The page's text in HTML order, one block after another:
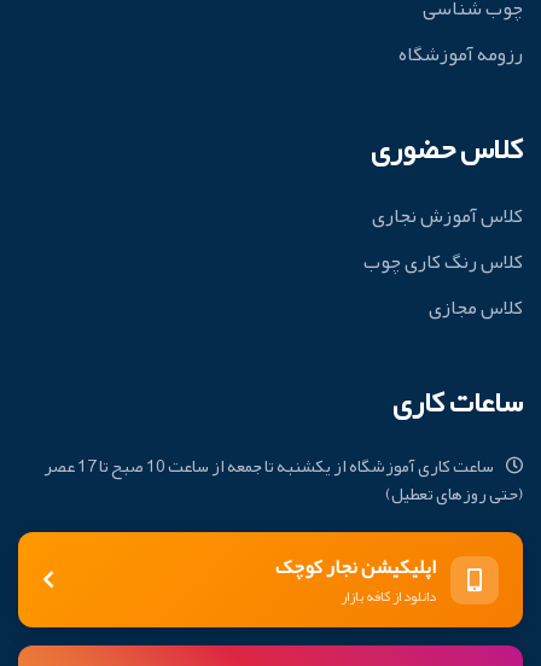
چوب شناسی
رزومه آموزشگاه
کلاس حضوری
کلاس آموزش نجاری
کلاس رنگ کاری چوب
کلاس مجازی
ساعات کاری
ساعت کاری آموزشگاه از یکشنبه تا جمعه از ساعت 10 صبح تا 17 عصر
(حتی روزهای تعطیل)
اپلیکیشن نجار کوچک
دانلود از کافه بازار